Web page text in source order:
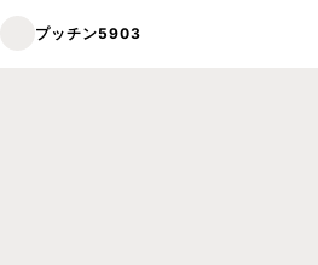
プッチン5903